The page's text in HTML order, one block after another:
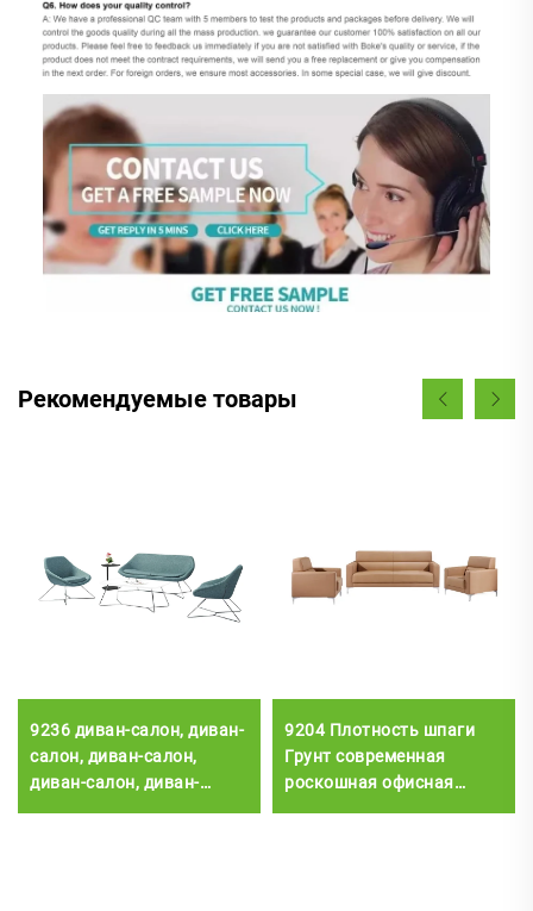
Рекомендуемые товары
9236 диван-салон, диван-
салон, диван-салон,
диван-салон, диван-
салон, диван-салон,
9204 Плотность шпаги
Грунт современная
роскошная офисная
мебель гостиная